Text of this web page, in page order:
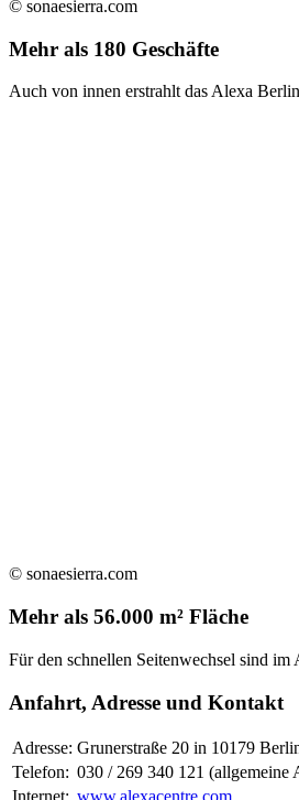
© sonaesierra.com
Mehr als 180 Geschäfte
Auch von innen erstrahlt das Alexa
© sonaesierra.com
Mehr als 56.000 m² Fläche
Für den schnellen Seitenwechsel sind
Anfahrt, Adresse und Kontakt
Adresse: Grunerstraße 20 in 10179
Telefon: 030 / 269 340 121 (allgemeine